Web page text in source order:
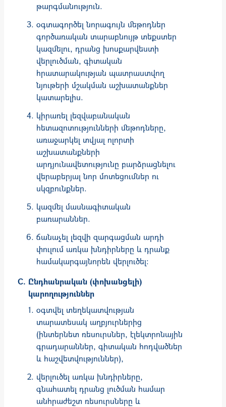
թարգմանություն.
օգտագործել նորագույն մեթոդներ
գործառական տարաբնույթ տեքստեր
կազմելու, դրանց խոսքարվեստի
վերլուծման, գիտական
հրատարակության պատրաստվող
նյութերի մշակման աշխատանքներ
կատարելիս.
կիրառել լեզվաբանական
հետազոտությունների մեթոդները,
առաջարկել տվյալ ոլորտի
աշխատանքների
արդյունավետությունը բարձրացնելու
վերաբերյալ նոր մոտեցումներ ու
սկզբունքներ.
կազմել մասնագիտական
բառարաններ.
ճանաչել լեզվի զարգացման արդի
փուլում առկա խնդիրները և դրանք
համակարգայնորեն վերլուծել:
Ընդհանրական (փոխանցելի)
կարողություններ
օգտվել տեղեկատվության
տարատեսակ աղբյուրներից
(ինտերնետ ռեսուրսներ, էլեկտրոնային
գրադարաններ, գիտական հոդվածներ
և հաշվետվություններ),
վերլուծել առկա խնդիրները,
գնահատել դրանց լուծման համար
անհրաժեշտ ռեսուրսները և